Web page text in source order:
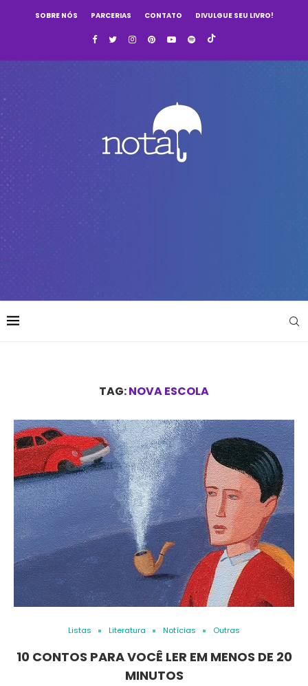
SOBRE NÓS PARCERIAS CONTATO DIVULGUE SEU LIVRO!
TAG:NOVA ESCOLA
Listas Literatura Notícias Outras
10 CONTOS PARA VOCÊ LER EM MENOS DE 20
MINUTOS